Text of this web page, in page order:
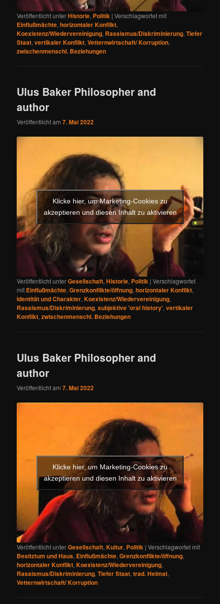
Veröffentlicht unterHistorie, Politik |Verschlagwortet mit
Einflußmächte,horizontaler Konflikt,
Koexistenz/Wiedervereinigung, Rassismus/Diskriminierung,Tiefer
Staat,vertikaler Konflikt,Vetternwirtschaft/ Korruption,
zwischenmenschl. Beziehungen
Ulus Baker Philosopher and
author
Veröffentlicht am7. Mai 2022
Klicke hier, um Marketing-Cookies zu
akzeptieren und diesen Inhalt zu aktivieren
Veröffentlicht unterGesellschaft,Historie, Politik |Verschlagwortet
mit Einflußmächte,Grenzkonflikte/öffnung,horizontaler Konflikt,
Identität und Charakter,Koexistenz/Wiedervereinigung,
Rassismus/Diskriminierung,subjektive 'oral history',vertikaler
Konflikt,zwischenmenschl. Beziehungen
Ulus Baker Philosopher and
author
Veröffentlicht am7. Mai 2022
Klicke hier, um Marketing-Cookies zu
akzeptieren und diesen Inhalt zu aktivieren
Veröffentlicht unterGesellschaft,Kultur, Politik |Verschlagwortet mit
Besitztum und Haus, Einflußmächte,Grenzkonflikte/öffnung,
horizontaler Konflikt,Koexistenz/Wiedervereinigung,
Rassismus/Diskriminierung,Tiefer Staat,trad. Heimat,
Vetternwirtschaft/ Korruption